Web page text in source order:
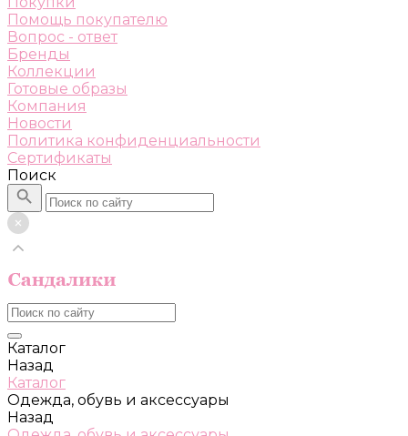
Помощь покупателю
Вопрос - ответ
Бренды
Коллекции
Готовые образы
Компания
Новости
Политика конфиденциальности
Сертификаты
Поиск
Каталог
Назад
Каталог
Одежда, обувь и аксессуары
Назад